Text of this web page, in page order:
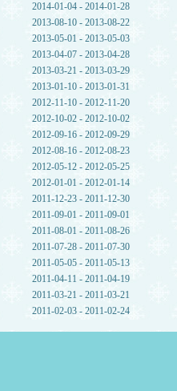
2014-01-04 - 2014-01-28
2013-08-10 - 2013-08-22
2013-05-01 - 2013-05-03
2013-04-07 - 2013-04-28
2013-03-21 - 2013-03-29
2013-01-10 - 2013-01-31
2012-11-10 - 2012-11-20
2012-10-02 - 2012-10-02
2012-09-16 - 2012-09-29
2012-08-16 - 2012-08-23
2012-05-12 - 2012-05-25
2012-01-01 - 2012-01-14
2011-12-23 - 2011-12-30
2011-09-01 - 2011-09-01
2011-08-01 - 2011-08-26
2011-07-28 - 2011-07-30
2011-05-05 - 2011-05-13
2011-04-11 - 2011-04-19
2011-03-21 - 2011-03-21
2011-02-03 - 2011-02-24